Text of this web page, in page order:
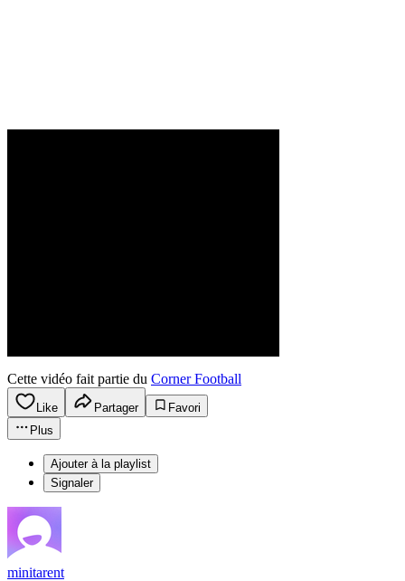
Cette vidéo fait partie du Corner Football
Like Partager
Favori
Plus
Ajouter à la playlist
Signaler
minitarent